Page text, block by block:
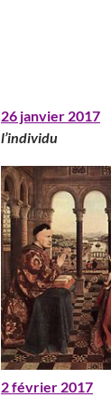
26 janvier 2017
l’individu
2 février 2017